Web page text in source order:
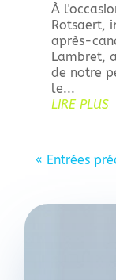
À
Rotsaert,
après-
Lambret,
de notre
le...
LIRE PLUS
« Entrées